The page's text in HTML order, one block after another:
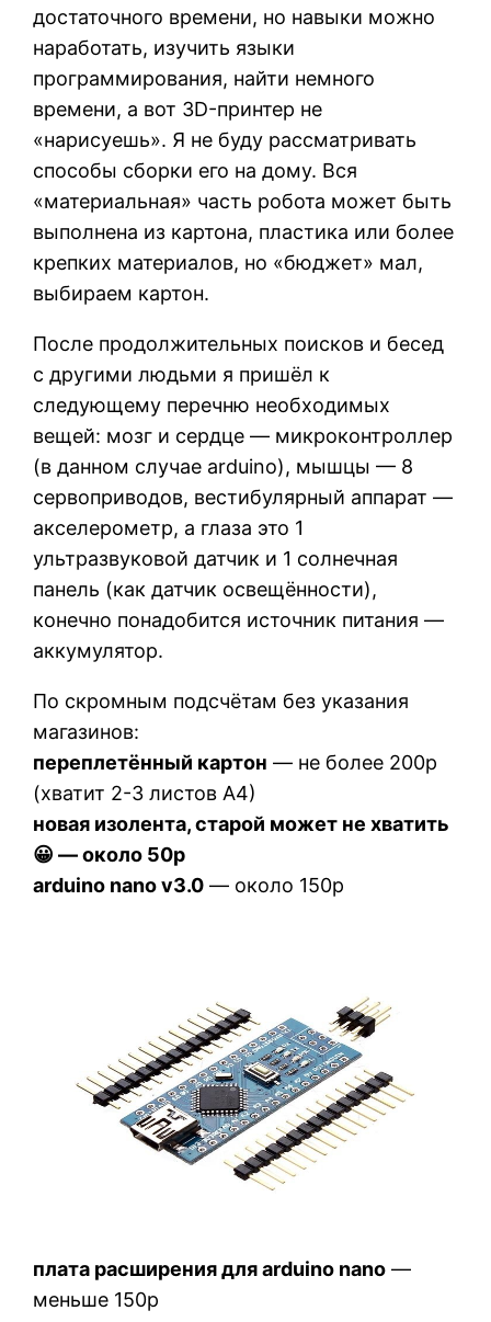
достаточного времени, но навыки можно
наработать, изучить языки
программирования, найти немного
времени, а вот 3D-принтер не
«нарисуешь». Я не буду рассматривать
способы сборки его на дому. Вся
«материальная» часть робота может быть
выполнена из картона, пластика или более
крепких материалов, но «бюджет» мал,
выбираем картон.
После продолжительных поисков и бесед
с другими людьми я пришёл к
следующему перечню необходимых
вещей: мозг и сердце — микроконтроллер
(в данном случае arduino), мышцы — 8
сервоприводов, вестибулярный аппарат —
акселерометр, а глаза это 1
ультразвуковой датчик и 1 солнечная
панель (как датчик освещённости),
конечно понадобится источник питания —
аккумулятор.
По скромным подсчётам без указания
магазинов:
переплетённый картон — не более 200р
(хватит 2-3 листов А4)
новая изолента, старой может не хватить
😀 — около 50р
arduino nano v3.0 — около 150р
плата расширения для arduino nano —
меньше 150р